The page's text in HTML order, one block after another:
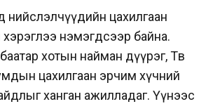
цахилгаан
нэмэгдсээр байна.
хотын найман дүүрэг, Төв
цахилгаан эрчим хүчний
ханган ажилладаг. Үүнээс